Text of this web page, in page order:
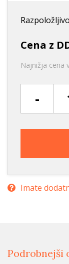
Cena z
Najnižja cena
-
Imate
Podrobnejši